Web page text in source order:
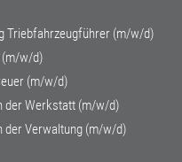
Triebfahrzeugführer (m/w/d)
(m/w/d)
(m/w/d)
der Werkstatt (m/w/d)
der Verwaltung (m/w/d)